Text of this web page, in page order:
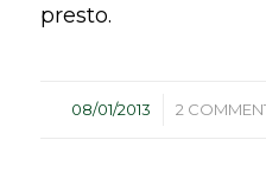
presto.
08/01/2013
/ 2 /